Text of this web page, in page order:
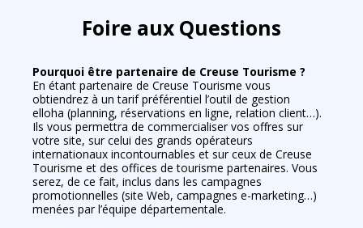
Foire aux Questions
Pourquoi être partenaire de Creuse Tourisme ?
En étant partenaire de Creuse Tourisme vous
obtiendrez à un tarif préférentiel l’outil de gestion
elloha (planning, réservations en ligne, relation client…).
Ils vous permettra de commercialiser vos offres sur
votre site, sur celui des grands opérateurs
internationaux incontournables et sur ceux de Creuse
Tourisme et des offices de tourisme partenaires. Vous
serez, de ce fait, inclus dans les campagnes
promotionnelles (site Web, campagnes e-marketing…)
menées par l’équipe départementale.